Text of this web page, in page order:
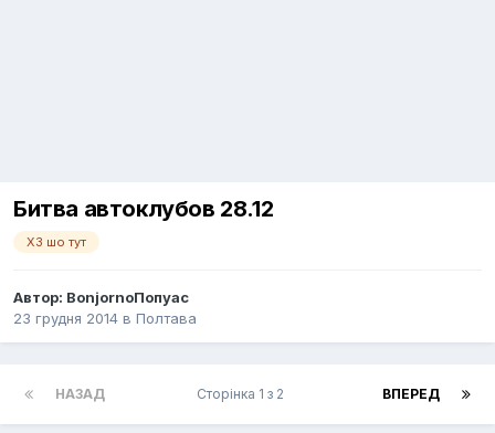
Битва автоклубов 28.12
ХЗ шо тут
Автор: BonjornoПопуас
23 грудня 2014 в Полтава
НАЗАД ВПЕРЕД
Сторінка 1 з 2